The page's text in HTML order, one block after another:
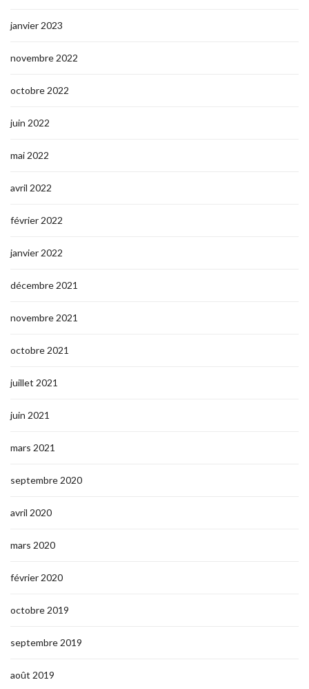
janvier 2023
novembre 2022
octobre 2022
juin 2022
mai 2022
avril 2022
février 2022
janvier 2022
décembre 2021
novembre 2021
octobre 2021
juillet 2021
juin 2021
mars 2021
septembre 2020
avril 2020
mars 2020
février 2020
octobre 2019
septembre 2019
août 2019